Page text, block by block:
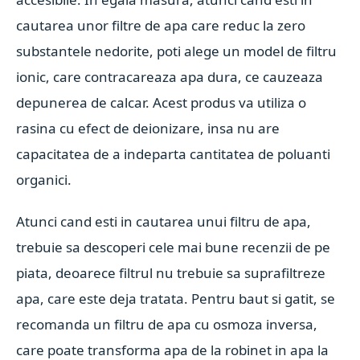
cautarea unor filtre de apa care reduc la zero
substantele nedorite, poti alege un model de filtru
ionic, care contracareaza apa dura, ce cauzeaza
depunerea de calcar. Acest produs va utiliza o
rasina cu efect de deionizare, insa nu are
capacitatea de a indeparta cantitatea de poluanti
organici.
Atunci cand esti in cautarea unui filtru de apa,
trebuie sa descoperi cele mai bune recenzii de pe
piata, deoarece filtrul nu trebuie sa suprafiltreze
apa, care este deja tratata. Pentru baut si gatit, se
recomanda un filtru de apa cu osmoza inversa,
care poate transforma apa de la robinet in apa la